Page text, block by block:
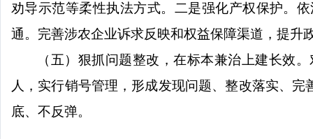
劝导示范等柔性执法方式。二是强化产权保护。
通。完善涉农企业诉求反映和权益保障渠道，提升
（五）狠抓问题整改，在标本兼治上建长效。
人，实行销号管理，形成发现问题、整改落实、
底、不反弹。